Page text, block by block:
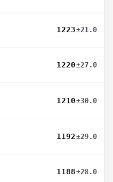
1223±21.0
1220±27.0
1210±30.0
1192±29.0
1188±28.0